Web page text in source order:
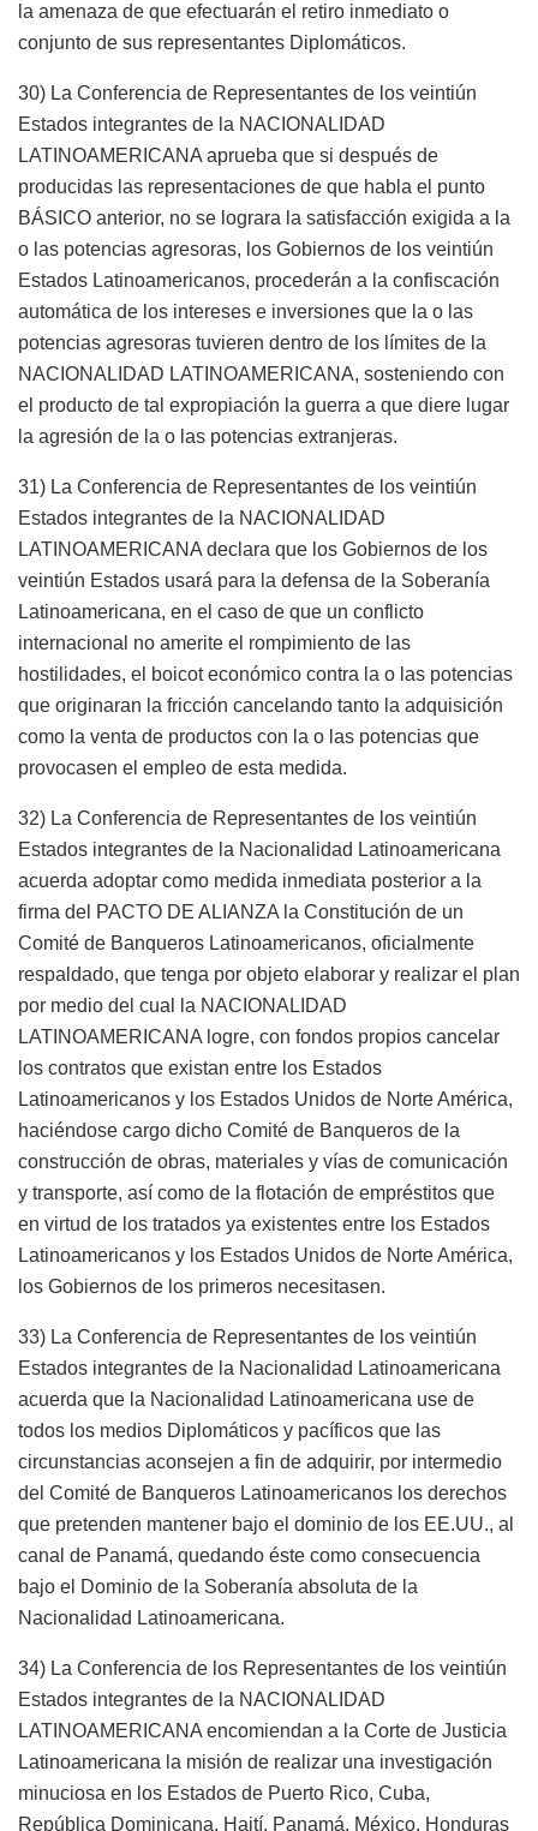
la amenaza de que efectuarán el retiro inmediato o
conjunto de sus representantes Diplomáticos.
30) La Conferencia de Representantes de los veintiún
Estados integrantes de la NACIONALIDAD
LATINOAMERICANA aprueba que si después de
producidas las representaciones de que habla el punto
BÁSICO anterior, no se lograra la satisfacción exigida a la
o las potencias agresoras, los Gobiernos de los veintiún
Estados Latinoamericanos, procederán a la confiscación
automática de los intereses e inversiones que la o las
potencias agresoras tuvieren dentro de los límites de la
NACIONALIDAD LATINOAMERICANA, sosteniendo con
el producto de tal expropiación la guerra a que diere lugar
la agresión de la o las potencias extranjeras.
31) La Conferencia de Representantes de los veintiún
Estados integrantes de la NACIONALIDAD
LATINOAMERICANA declara que los Gobiernos de los
veintiún Estados usará para la defensa de la Soberanía
Latinoamericana, en el caso de que un conflicto
internacional no amerite el rompimiento de las
hostilidades, el boicot económico contra la o las potencias
que originaran la fricción cancelando tanto la adquisición
como la venta de productos con la o las potencias que
provocasen el empleo de esta medida.
32) La Conferencia de Representantes de los veintiún
Estados integrantes de la Nacionalidad Latinoamericana
acuerda adoptar como medida inmediata posterior a la
firma del PACTO DE ALIANZA la Constitución de un
Comité de Banqueros Latinoamericanos, oficialmente
respaldado, que tenga por objeto elaborar y realizar el plan
por medio del cual la NACIONALIDAD
LATINOAMERICANA logre, con fondos propios cancelar
los contratos que existan entre los Estados
Latinoamericanos y los Estados Unidos de Norte América,
haciéndose cargo dicho Comité de Banqueros de la
construcción de obras, materiales y vías de comunicación
y transporte, así como de la flotación de empréstitos que
en virtud de los tratados ya existentes entre los Estados
Latinoamericanos y los Estados Unidos de Norte América,
los Gobiernos de los primeros necesitasen.
33) La Conferencia de Representantes de los veintiún
Estados integrantes de la Nacionalidad Latinoamericana
acuerda que la Nacionalidad Latinoamericana use de
todos los medios Diplomáticos y pacíficos que las
circunstancias aconsejen a fin de adquirir, por intermedio
del Comité de Banqueros Latinoamericanos los derechos
que pretenden mantener bajo el dominio de los EE.UU., al
canal de Panamá, quedando éste como consecuencia
bajo el Dominio de la Soberanía absoluta de la
Nacionalidad Latinoamericana.
34) La Conferencia de los Representantes de los veintiún
Estados integrantes de la NACIONALIDAD
LATINOAMERICANA encomiendan a la Corte de Justicia
Latinoamericana la misión de realizar una investigación
minuciosa en los Estados de Puerto Rico, Cuba,
República Dominicana, Haití, Panamá, México, Honduras